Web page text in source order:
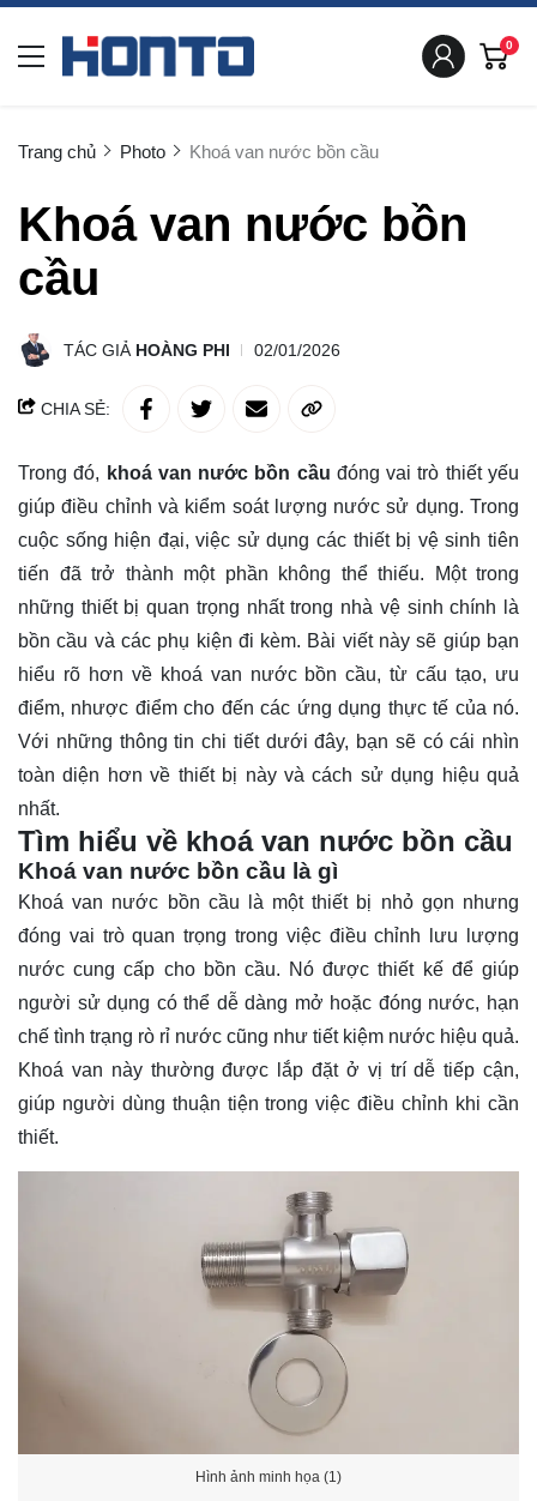
0
Trang chủ Photo Khoá van nước bồn cầu
Khoá van nước bồn
cầu
TÁC GIẢ HOÀNG PHI 02/01/2026
CHIA SẺ:
Trong đó, khoá van nước bồn cầu đóng vai trò thiết yếu
giúp điều chỉnh và kiểm soát lượng nước sử dụng. Trong
cuộc sống hiện đại, việc sử dụng các thiết bị vệ sinh tiên
tiến đã trở thành một phần không thể thiếu. Một trong
những thiết bị quan trọng nhất trong nhà vệ sinh chính là
bồn cầu và các phụ kiện đi kèm. Bài viết này sẽ giúp bạn
hiểu rõhơn về khoá van nước bồn cầu, từ cấu tạo, ưu
điểm, nhược điểm cho đến các ứng dụng thực tế của nó.
Với những thông tin chi tiết dưới đây, bạn sẽ có cái nhìn
toàn diện hơn về thiết bị này và cách sử dụng hiệu quả
nhất.
Tìm hiểu về khoá van nước bồn cầu
Khoá van nước bồn cầu là gì
Khoá van nước bồn cầu là một thiết bị nhỏ gọn nhưng
đóng vai trò quan trọng trong việc điều chỉnh lưu lượng
nước cung cấp cho bồn cầu. Nó được thiết kế để giúp
người sử dụng có thể dễ dàng mở hoặc đóng nước, hạn
chế tình trạng rò rỉ nước cũng như tiết kiệm nước hiệu quả.
Khoá van này thường được lắp đặt ở vị trí dễ tiếp cận,
giúp người dùng thuận tiện trong việc điều chỉnh khi cần
thiết.
Hình ảnh minh họa (1)